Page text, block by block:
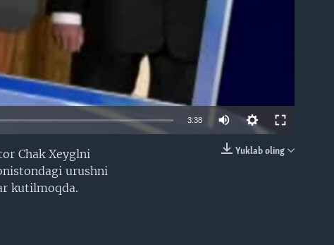
3:38
Yuklab oling
Chak Xeyglni
urushni
kutilmoqda.